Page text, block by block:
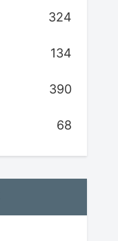
324
134
390
68